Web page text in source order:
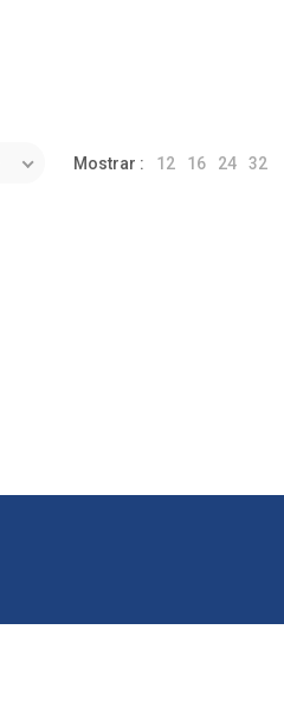
Mostrar : 12 16 24 32